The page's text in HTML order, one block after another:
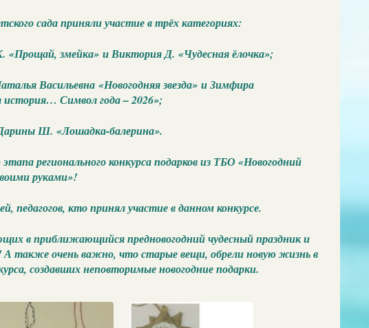
сада приняли участие в трёх категориях:
«Прощай, змейка» и Виктория Д. «Чудесная ёлочка»;
Васильевна «Новогодняя звезда» и Зимфира
Символ года – 2026»;
Ш. «Лошадка-балерина».
регионального конкурса подарков из ТБО «Новогодний
руками»!
педагогов, кто принял участие в данном конкурсе.
в приближающийся предновогодний чудесный праздник и
А также очень важно, что старые вещи, обрели новую жизнь в
создавших неповторимые новогодние подарки.